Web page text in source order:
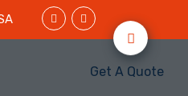
Get A Quote